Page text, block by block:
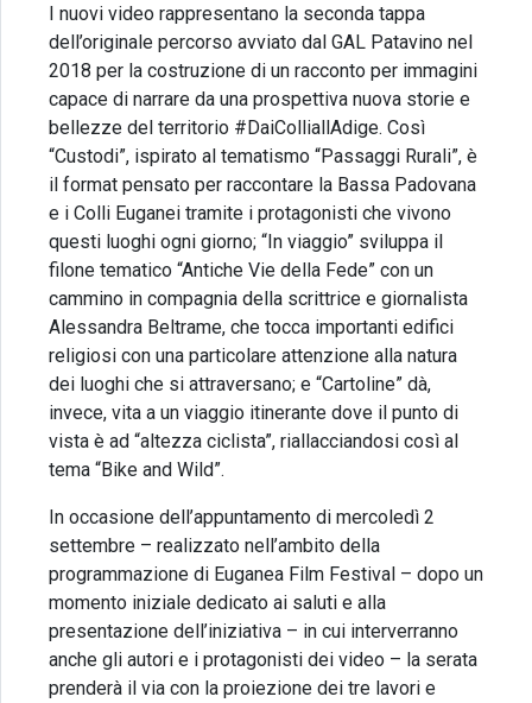
I nuovi video rappresentano la seconda tappa
dell’originale percorso avviato dal GAL Patavino nel
2018 per la costruzione di un racconto per immagini
capace di narrare da una prospettiva nuova storie e
bellezze del territorio #DaiColliallAdige. Così
“Custodi”, ispirato al tematismo “Passaggi Rurali”, è
il format pensato per raccontare la Bassa Padovana
e i Colli Euganei tramite i protagonisti che vivono
questi luoghi ogni giorno; “In viaggio” sviluppa il
filone tematico “Antiche Vie della Fede” con un
cammino in compagnia della scrittrice e giornalista
Alessandra Beltrame, che tocca importanti edifici
religiosi con una particolare attenzione alla natura
dei luoghi che si attraversano; e “Cartoline” dà,
invece, vita a un viaggio itinerante dove il punto di
vista è ad “altezza ciclista”, riallacciandosi così al
tema “Bike and Wild”.
In occasione dell’appuntamento di mercoledì 2
settembre – realizzato nell’ambito della
programmazione di Euganea Film Festival – dopo un
momento iniziale dedicato ai saluti e alla
presentazione dell’iniziativa – in cui interverranno
anche gli autori e i protagonisti dei video – la serata
prenderà il via con la proiezione dei tre lavori e